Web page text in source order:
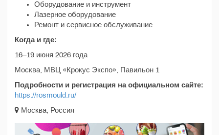
Оборудование и инструмент
Лазерное оборудование
Ремонт и сервисное обслуживание
Когда и где:
16–19 июня 2026 года
Москва, МВЦ «Крокус Экспо», Павильон 1
Подробности и регистрация на официальном сайте:
https://rosmould.ru/
Москва, Россия